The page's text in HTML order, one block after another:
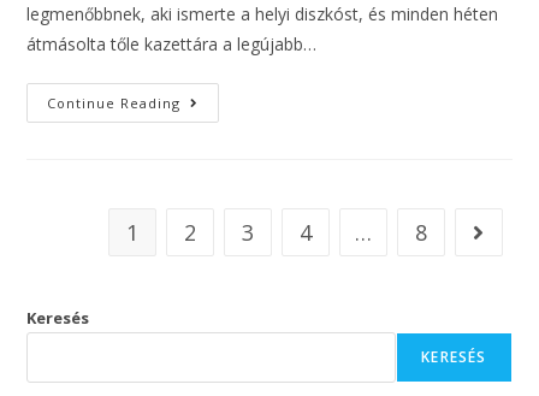
legmenőbbnek, aki ismerte a helyi diszkóst, és minden héten
átmásolta tőle kazettára a legújabb…
Continue Reading
1 2 3 4 … 8
Keresés
KERESÉS